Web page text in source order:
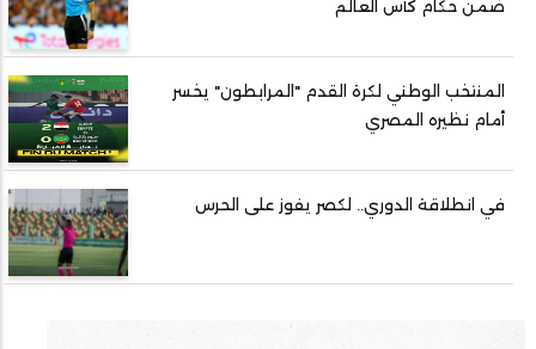
ضمن حكام كأس العالم
المنتخب الوطني لكرة القدم "المرابطون" يخسر
أمام نظيره المصري
في انطلاقة الدوري.. لكصر يفوز على الحرس